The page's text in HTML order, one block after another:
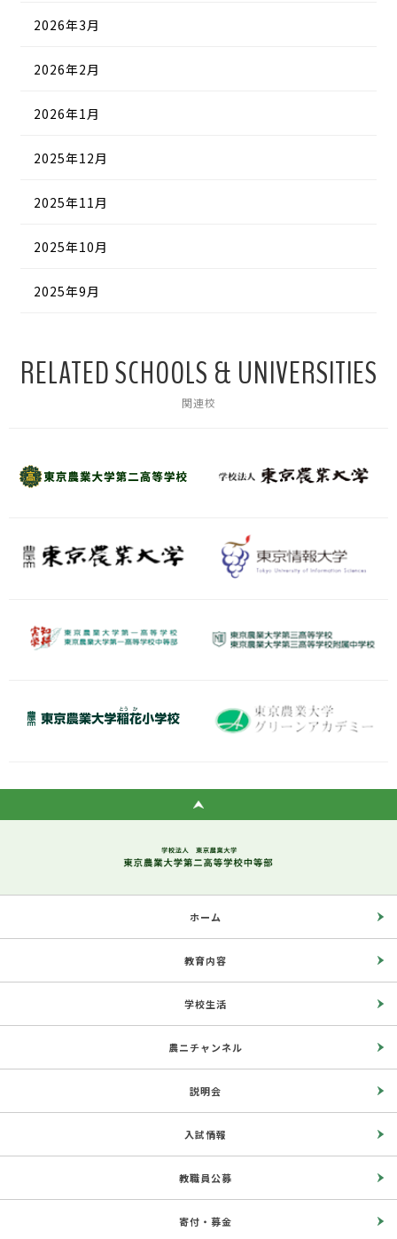
2026年3月
2026年2月
2026年1月
2025年12月
2025年11月
2025年10月
2025年9月
RELATED SCHOOLS & UNIVERSITIES
関連校
ホーム
教育内容
学校生活
農ニチャンネル
説明会
入試情報
教職員公募
寄付・募金